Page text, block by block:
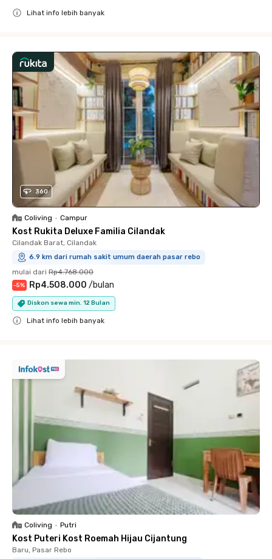
Lihat info lebih banyak
360
Coliving • Campur
Kost Rukita Deluxe Familia Cilandak
Cilandak Barat, Cilandak
6.9 km dari rumah sakit umum daerah pasar rebo
mulai dari Rp4.768.000
-5% Rp4.508.000 /bulan
Diskon sewa min. 12 Bulan
Lihat info lebih banyak
Coliving • Putri
Kost Puteri Kost Roemah Hijau Cijantung
Baru, Pasar Rebo